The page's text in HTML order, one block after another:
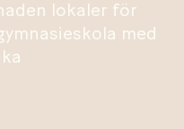
lokaler för
med